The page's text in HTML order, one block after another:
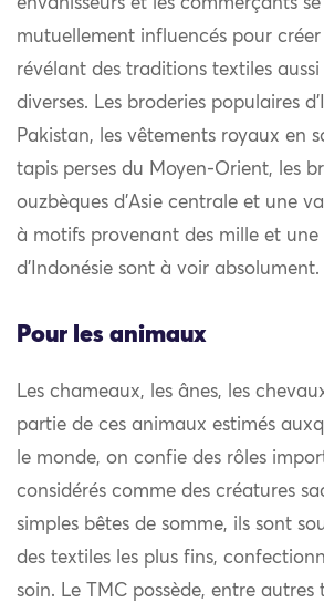
envahisseurs et les commerçants
mutuellement influencés pour
révélant des traditions textiles
diverses. Les broderies populaires
Pakistan, les vêtements royaux en
tapis perses du Moyen-Orient, les
ouzbèques d’Asie centrale et une
à motifs provenant des mille et une
d’Indonésie sont à voir absolument.
Pour les animaux
Les chameaux, les ânes, les
partie de ces animaux estimés
le monde, on confie des rôles
considérés comme des créatures
simples bêtes de somme, ils sont
des textiles les plus fins,
soin. Le TMC possède, entre autres